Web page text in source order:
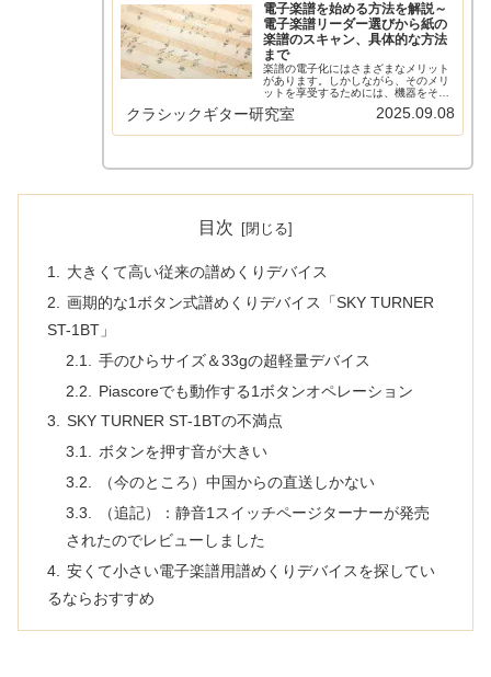
電子楽譜を始める方法を解説～
電子楽譜リーダー選びから紙の
楽譜のスキャン、具体的な方法
まで
楽譜の電子化にはさまざまなメリット
があります。しかしながら、そのメリ
ットを享受するためには、機器をそろ
え、紙の楽譜をスキャンしてPDFにす
るなどの作業が必要です。この記事で
クラシックギター研究室 2025.09.08
目次
大きくて高い従来の譜めくりデバイス
画期的な1ボタン式譜めくりデバイス「SKY TURNER
ST-1BT」
手のひらサイズ＆33gの超軽量デバイス
Piascoreでも動作する1ボタンオペレーション
SKY TURNER ST-1BTの不満点
ボタンを押す音が大きい
（今のところ）中国からの直送しかない
（追記）：静音1スイッチページターナーが発売
されたのでレビューしました
安くて小さい電子楽譜用譜めくりデバイスを探してい
るならおすすめ